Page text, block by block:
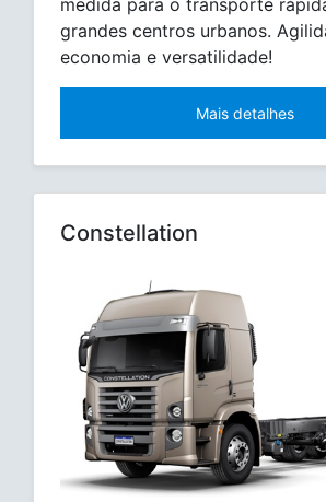
grandes centros urbanos.
economia e versatilidade!
Mais detalhes
Constellation